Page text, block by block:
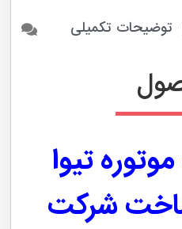
تکمیلی 1 دیدگاه
تیوا
،ساخت شرکت